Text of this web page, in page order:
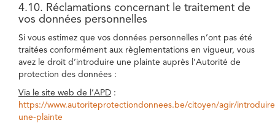
4.10. Réclamations concernant le traitement de
vos données personnelles
Si vous estimez que vos données personnelles n’ont pas été
traitées conformément aux règlementations en vigueur, vous
avez le droit d’introduire une plainte auprès l’Autorité de
protection des données :
Via le site web de l’APD :
https://www.autoriteprotectiondonnees.be/citoyen/agir/
une-plainte